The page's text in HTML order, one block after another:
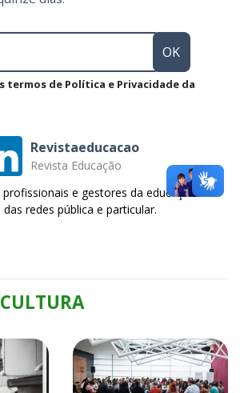
termos de Política e Privacidade da
Revistaeducacao
Revista Educação
e gestores da educação
das redes pública e particular.